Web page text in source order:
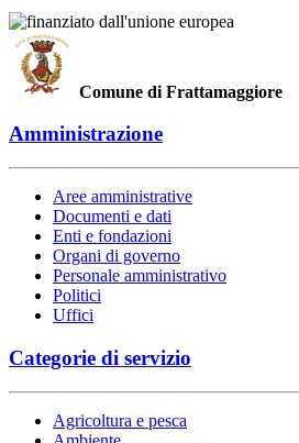
Comune di Frattamaggiore
Amministrazione
Aree amministrative
Documenti e dati
Enti e fondazioni
Organi di governo
Personale amministrativo
Politici
Uffici
Categorie di servizio
Agricoltura e pesca